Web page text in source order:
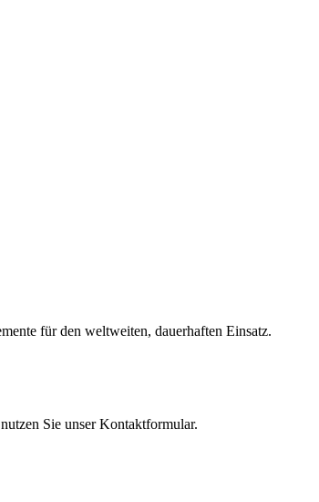
für den weltweiten, dauerhaften Einsatz.
Sie unser Kontaktformular.